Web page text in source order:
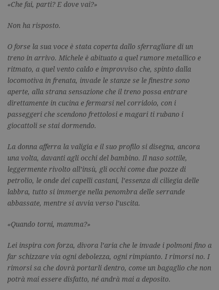
«Che fai, parti? E dove vai?»
Non ha risposto.
O forse la sua voce è stata coperta dallo sferragliare di un
treno in arrivo. Michele è abituato a quel rumore metallico e
ritmato, a quel vento caldo e improvviso che, spinto dalla
locomotiva in frenata, invade le stanze se le finestre sono
aperte, alla strana sensazione che il treno possa entrare
direttamente in cucina e fermarsi nel corridoio, con i
passeggeri che scendono frettolosi e magari ti rubano i
giocattoli se stai dormendo.
La donna afferra la valigia e il suo profilo si disegna, ancora
una volta, davanti agli occhi del bambino. Il naso sottile,
leggermente rivolto all’insù, gli occhi come due pozze di
petrolio, le onde dei capelli castani, l’essenza di ciliegia delle
labbra, tutto si immerge nella penombra delle serrande
abbassate, mentre si avvia verso l’uscita.
«Quando torni, mamma?»
Lei inspira con forza, divora l’aria che le invade i polmoni fino a
far schizzare via ogni debolezza, ogni rimpianto. I rimorsi no. I
rimorsi sa che dovrà portarli dentro, come un bagaglio che non
potrà mai essere disfatto, né andrà mai a deposito.